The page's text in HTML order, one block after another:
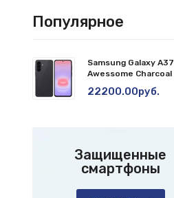
Популярное
Samsung Galaxy
Awessome Charcoal
22200.00руб.
Защищенные
смартфоны